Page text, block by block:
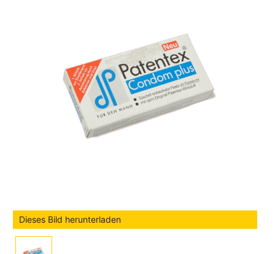
Dieses Bild herunterladen